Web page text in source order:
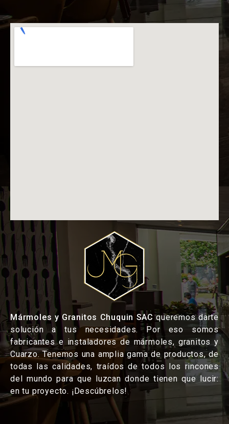
Mármoles y Granitos Chuquin SAC queremos darte
solución a tus necesidades. Por eso somos
fabricantes e instaladores de mármoles, granitos y
Cuarzo. Tenemos una amplia gama de productos, de
todas las calidades, traídos de todos los rincones
del mundo para que luzcan donde tienen que lucir:
en tu proyecto. ¡Descúbrelos!